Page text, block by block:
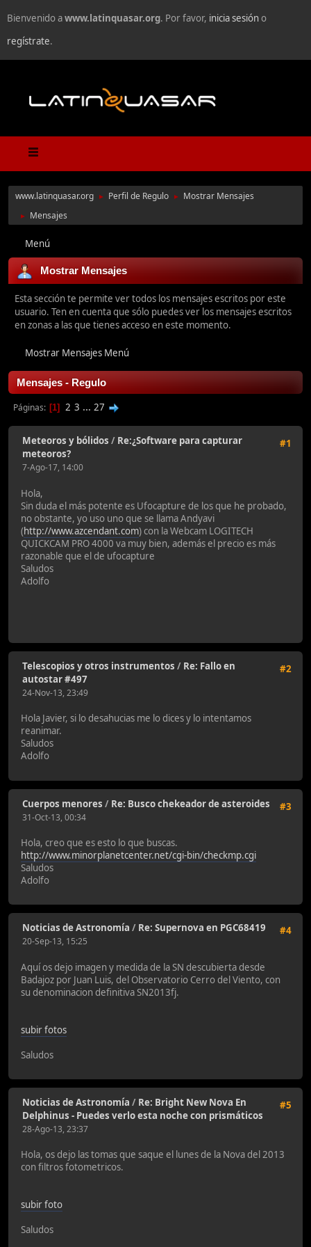
Bienvenido awww.latinquasar.org. Por favor, inicia sesióno
regístrate.
www.latinquasar.org ► Perfil de Regulo ► Mostrar Mensajes
► Mensajes
Menú
Mostrar Mensajes
Esta sección te permite ver todos los mensajes escritos por este
usuario. Ten en cuenta que sólo puedes ver los mensajes escritos
en zonas a las que tienes acceso en este momento.
Mostrar Mensajes Menú
Mensajes - Regulo
Páginas 1 2 3 ... 27
#1
Meteoros y bólidos / Re:¿Software para capturar
meteoros?
7-Ago-17, 14:00
Hola,
Sin duda el más potente es Ufocapture de los que he probado,
no obstante, yo uso uno que se llama Andyavi
(http://www.azcendant.com) con la Webcam LOGITECH
QUICKCAM PRO 4000 va muy bien, además el precio es más
razonable que el de ufocapture
Saludos
Adolfo
#2
Telescopios y otros instrumentos / Re: Fallo en
autostar #497
24-Nov-13, 23:49
Hola Javier, si lo desahucias me lo dices y lo intentamos
reanimar.
Saludos
Adolfo
#3
Cuerpos menores / Re: Busco chekeador de asteroides
31-Oct-13, 00:34
Hola, creo que es esto lo que buscas.
http://www.minorplanetcenter.net/cgi-bin/checkmp.cgi
Saludos
Adolfo
#4
Noticias de Astronomía / Re: Supernova en PGC68419
20-Sep-13, 15:25
Aquí os dejo imagen y medida de la SN descubierta desde
Badajoz por Juan Luis, del Observatorio Cerro del Viento, con
su denominacion definitiva SN2013fj.
subir fotos
Saludos
#5
Noticias de Astronomía / Re: Bright New Nova En
Delphinus - Puedes verlo esta noche con prismáticos
28-Ago-13, 23:37
Hola, os dejo las tomas que saque el lunes de la Nova del 2013
con filtros fotometricos.
subir foto
Saludos